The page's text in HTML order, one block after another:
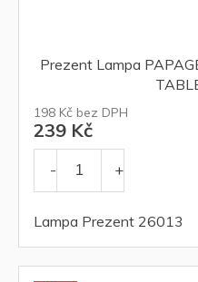
Prezent Lampa
198 Kč bez DPH
239 Kč
Lampa Prezent 26013